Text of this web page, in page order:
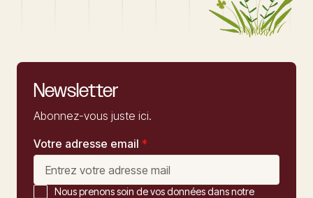
Newsletter
Abonnez-vous juste ici.
Votre adresse email *
Nous prenons soin de vos données dans notre